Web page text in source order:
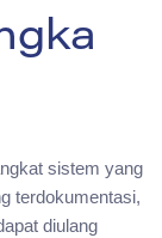
sistem yang
terdokumentasi,
diulang